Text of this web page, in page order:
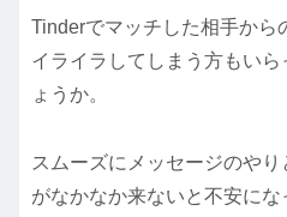
Tinderでマッチした相手から
イライラしてしまう方もい
ょうか。
スムーズにメッセージのや
がなかなか来ないと不安に